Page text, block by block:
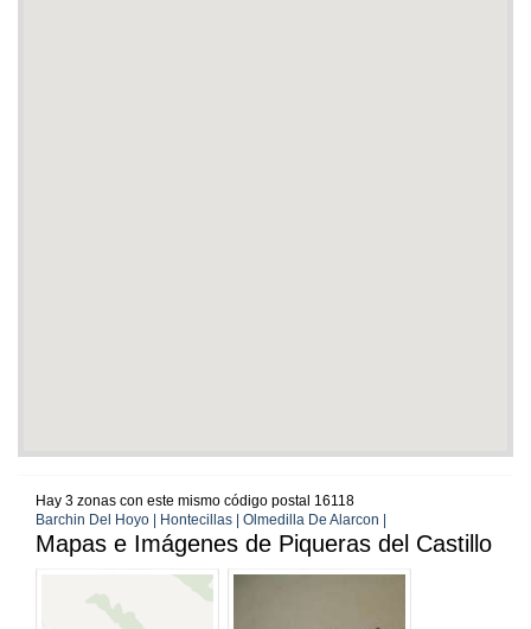
Hay 3 zonas con este mismo código postal 16118
Barchin Del Hoyo | Hontecillas | Olmedilla De Alarcon |
Mapas e Imágenes de Piqueras del Castillo